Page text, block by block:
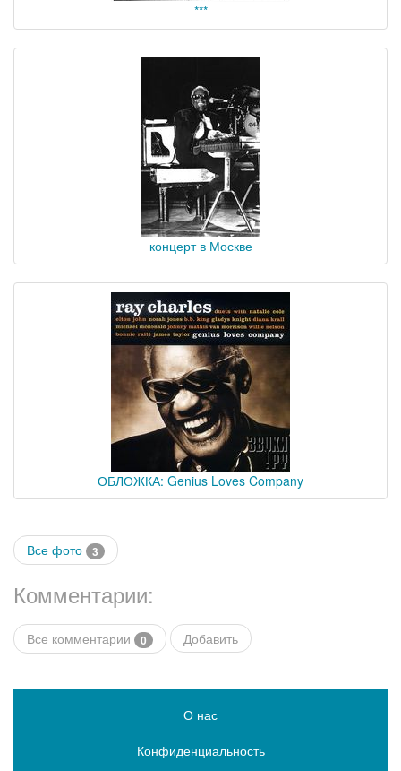
***
концерт в Москве
ОБЛОЖКА: Genius Loves Company
Все фото 3
Комментарии:
Все комментарии 0 Добавить
О нас
Конфиденциальность